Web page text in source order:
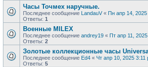
Часы Точмех наручные.
Последнее сообщение LandauV« Пн апр 14, 2025
Ответы: 1
Военные MILEX
Последнее сообщение andrey19 « Пт апр 11,
Ответы: 2
Золотые коллекционные часы
Последнее сообщение Ed4 « Чт апр 10, 2025 3:11
Ответы: 5